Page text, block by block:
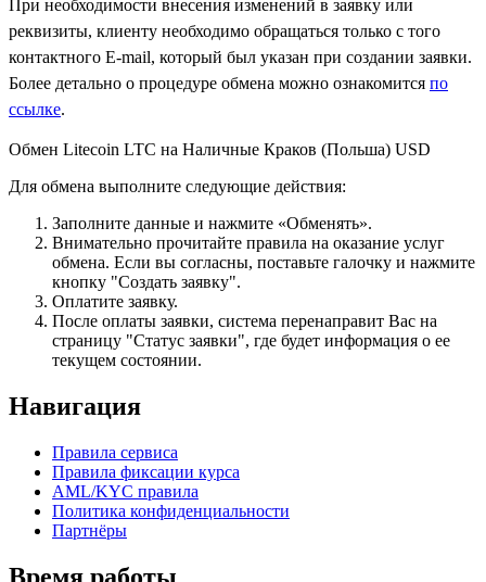
При необходимости внесения изменений в заявку или
реквизиты, клиенту необходимо обращаться только с того
контактного Е-mail, который был указан при создании заявки.
Более детально о процедуре обмена можно ознакомится по
ссылке.
Обмен Litecoin LTC на Наличные Краков (Польша) USD
Для обмена выполните следующие действия:
Заполните данные и нажмите «Обменять».
Внимательно прочитайте правила на оказание услуг
обмена. Если вы согласны, поставьте галочку и нажмите
кнопку "Создать заявку".
Оплатите заявку.
После оплаты заявки, система перенаправит Вас на
страницу "Статус заявки", где будет информация о ее
текущем состоянии.
Навигация
Правила сервиса
Правила фиксации курса
AML/KYC правила
Политика конфиденциальности
Партнёры
Время работы